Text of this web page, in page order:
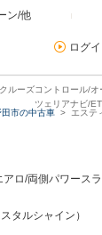
ン/他
ログ
ーズコントロール/
ツェリアナビ/
市の中古車 エステ
ロ/両側パワース
タルシャイン）